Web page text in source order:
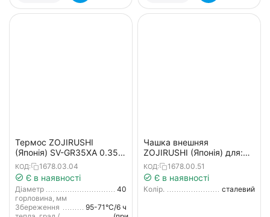
Термос ZOJIRUSHI
(Японія) SV-GR35XA 0.35л
сталевий
КОД: 1678.03.04
Є в наявності
Діаметр
горловина, мм
40
Збереження
95-71°С/6 ч
Чашка внешняя
ZOJIRUSHI (Японія) для:
SJTE08XA; SJTE10XA
к:steel
КОД: 1678.00.51
Є в наявності
Колір. сталевий